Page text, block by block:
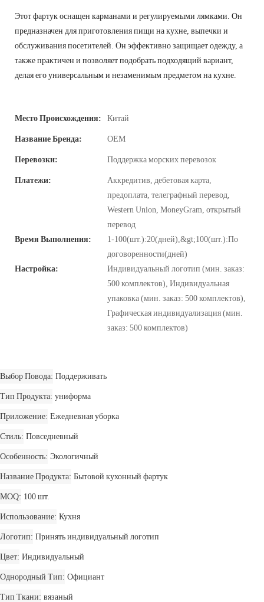
Этот фартук оснащен карманами и регулируемыми лямками. Он
предназначен для приготовления пищи на кухне, выпечки и
обслуживания посетителей. Он эффективно защищает одежду, а
также практичен и позволяет подобрать подходящий вариант,
делая его универсальным и незаменимым предметом на кухне.
Место Происхождения: Китай
Название Бренда: OEM
Перевозки: Поддержка морских перевозок
Платежи:
Аккредитив, дебетовая карта,
предоплата, телеграфный перевод,
Western Union, MoneyGram, открытый
перевод
Время Выполнения:
1-100(шт.):20(дней),&gt;100(шт.):По
договоренности(дней)
Настройка:
Индивидуальный логотип (мин. заказ:
500 комплектов), Индивидуальная
упаковка (мин. заказ: 500 комплектов),
Графическая индивидуализация (мин.
заказ: 500 комплектов)
Выбор Повода Поддерживать
Тип Продукта униформа
Приложение Ежедневная уборка
Стиль Повседневный
Особенность Экологичный
Название Продукта Бытовой кухонный фартук
MOQ 100 шт.
Использование Кухня
Логотип Принять индивидуальный логотип
Цвет Индивидуальный
Однородный Тип Официант
Тип Ткани вязаный